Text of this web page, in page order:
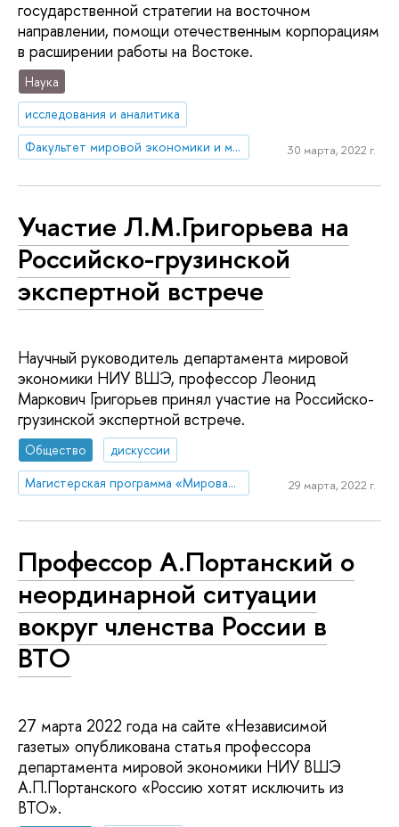
государственной стратегии на восточном
направлении, помощи отечественным корпорациям
в расширении работы на Востоке.
Наука
исследования и аналитика
Факультет мировой экономики и мировой политики
30 марта, 2022 г.
Участие Л.М.Григорьева на
Российско-грузинской
экспертной встрече
Научный руководитель департамента мировой
экономики НИУ ВШЭ, профессор Леонид
Маркович Григорьев принял участие на Российско-
грузинской экспертной встрече.
Общество
дискуссии
Магистерская программа «Мировая экономика»
29 марта, 2022 г.
Профессор А.Портанский о
неординарной ситуации
вокруг членства России в
ВТО
27 марта 2022 года на сайте «Независимой
газеты» опубликована статья профессора
департамента мировой экономики НИУ ВШЭ
А.П.Портанского «Россию хотят исключить из
ВТО».